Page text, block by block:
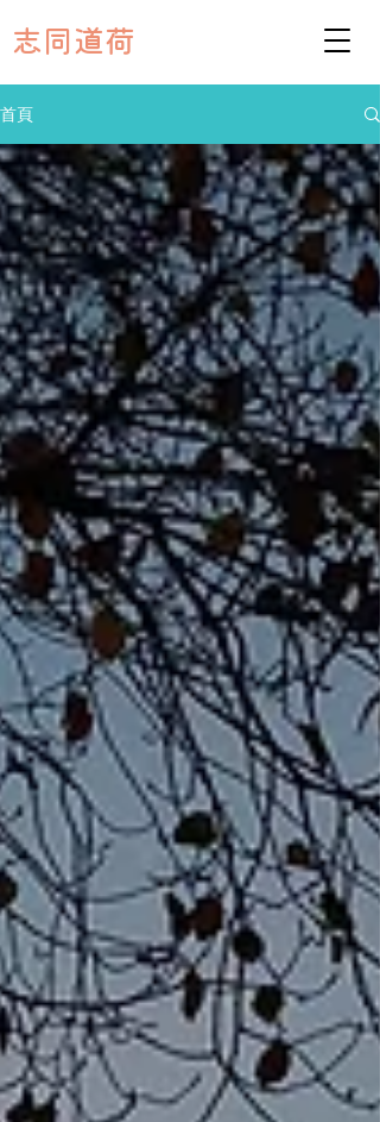
志同道荷
首頁